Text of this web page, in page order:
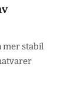
mer stabil